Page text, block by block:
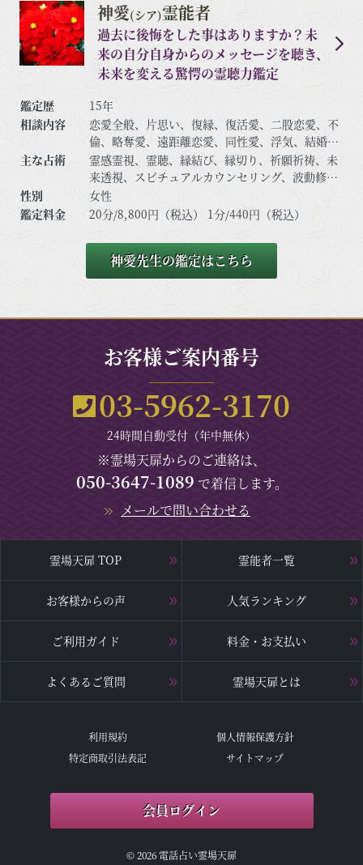
神愛(シア)霊能者
過去に後悔をした事はありますか？未
来の自分自身からのメッセージを聴き、
未来を変える驚愕の霊聴力鑑定
鑑定歴
15年
相談内容
恋愛全般、片思い、復縁、復活愛、二股恋愛、不
倫、略奪愛、遠距離恋愛、同性愛、浮気、結婚、
離婚、夫婦問題、家庭問題、親子、育児、教育、
介護、引っ越し、仕事全般、適職、経営、進路、
人間関係、相性、ママ友、相手の気持ち、人生相
談、開運、運勢、健康、金銭、動物、故人、失せ
物、心霊相談など
主な占術
霊感霊視、霊聴、縁結び、縁切り、祈願祈祷、未
来透視、スピチュアルカウンセリング、波動修
正、思念伝達、引き寄せ、前世/過去世、守護霊対
話、死者との対話、アニマルコミニケーションな
性別
女性
鑑定料金
20分/8,800円（税込） 1分/440円（税込）
神愛先生の鑑定はこちら
お客様ご案内番号
03-5962-3170
24時間自動受付（年中無休）
※霊場天扉からのご連絡は、
050-3647-1089 で着信します。
メールで問い合わせる
霊場天扉 TOP 霊能者一覧
お客様からの声 人気ランキング
ご利用ガイド 料金・お支払い
よくあるご質問 霊場天扉とは
利用規約
特定商取引法表記
個人情報保護方針
サイトマップ
会員ログイン
© 2026 電話占い霊場天扉